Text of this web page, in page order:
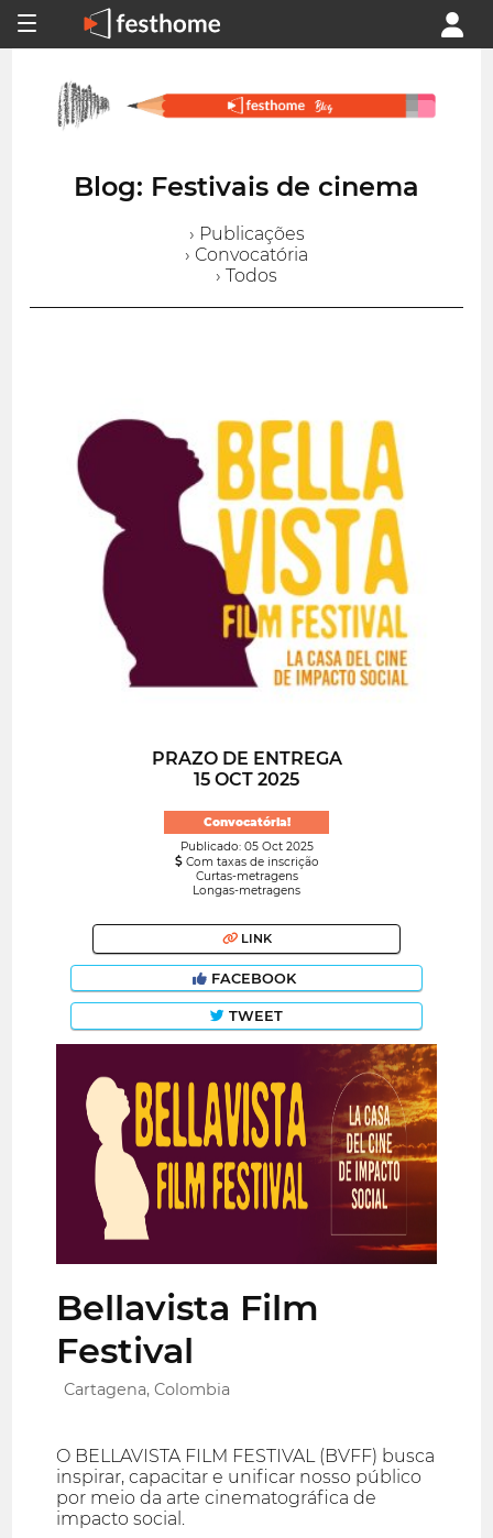
Blog: Festivais de cinema
› Publicações
› Convocatória
› Todos
PRAZO DE ENTREGA
15 OCT 2025
Convocatória!
Publicado: 05 Oct 2025
Com taxas de inscrição
Curtas-metragens
Longas-metragens
LINK
FACEBOOK
TWEET
Bellavista Film
Festival
Cartagena, Colombia
O BELLAVISTA FILM FESTIVAL (BVFF) busca
inspirar, capacitar e unificar nosso público
por meio da arte cinematográfica de
impacto social.